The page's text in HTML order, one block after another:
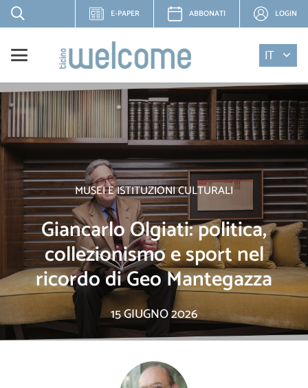
E-PAPER ABBONATI LOGIN
IT
MUSEI E ISTITUZIONI CULTURALI
Giancarlo Olgiati: politica,
collezionismo e sport nel
ricordo di Geo Mantegazza
15 GIUGNO 2026